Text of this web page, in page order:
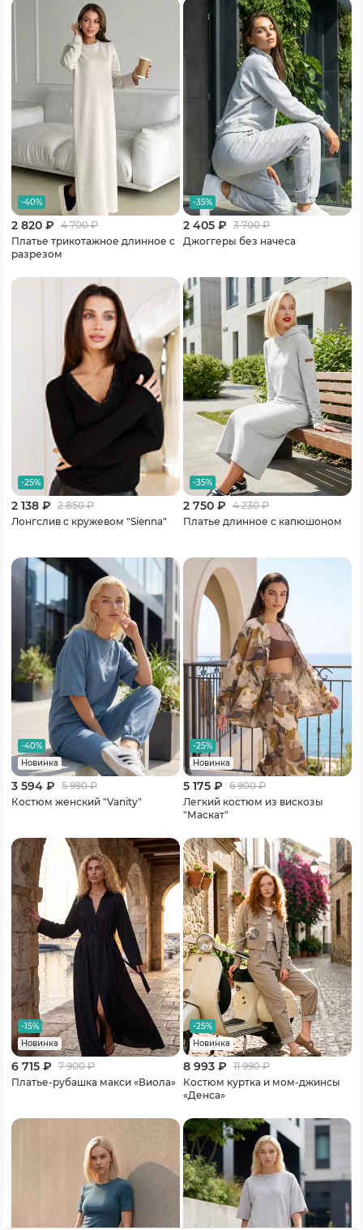
-40%
2 820 ₽ 4 700₽
Платье трикотажное длинное с
разрезом
-35%
2 405 ₽ 3 700₽
Джоггеры без начеса
-25%
2 138 ₽ 2 850₽
Лонгслив с кружевом "Sienna"
-35%
2 750 ₽ 4 230₽
Платье длинное с капюшоном
-40%
Новинка
3 594 ₽ 5 990₽
Костюм женский "Vanity"
-25%
Новинка
5 175 ₽ 6 900₽
Легкий костюм из вискозы
"Маскат"
-15%
Новинка
6 715 ₽ 7 900₽
Платье-рубашка макси «Виола»
-25%
Новинка
8 993 ₽ 11 990₽
Костюм куртка и мом-джинсы
«Денса»